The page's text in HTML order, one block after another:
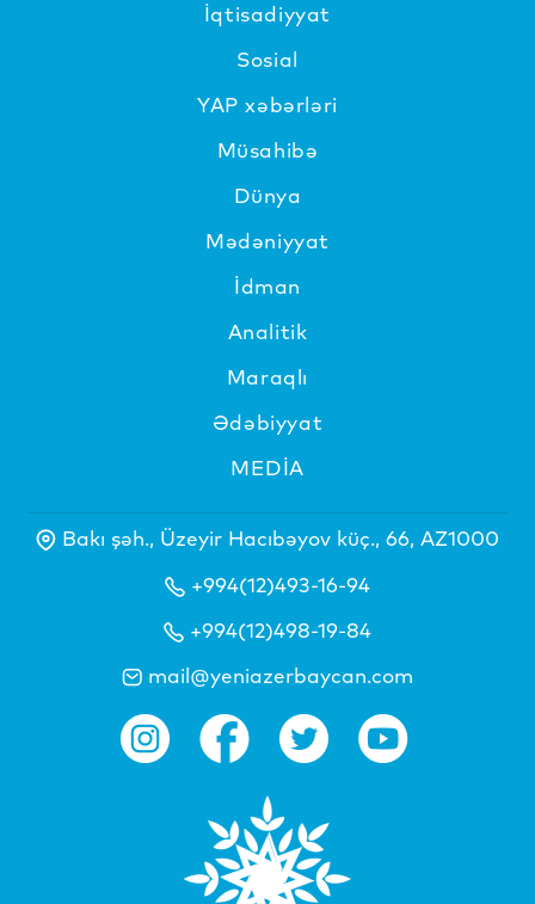
İqtisadiyyat
Sosial
YAP xəbərləri
Müsahibə
Dünya
Mədəniyyat
İdman
Analitik
Maraqlı
Ədəbiyyat
MEDİA
Bakı şəh., Üzeyir Hacıbəyov küç., 66, AZ1000
+994(12)493-16-94
+994(12)498-19-84
mail@yeniazerbaycan.com